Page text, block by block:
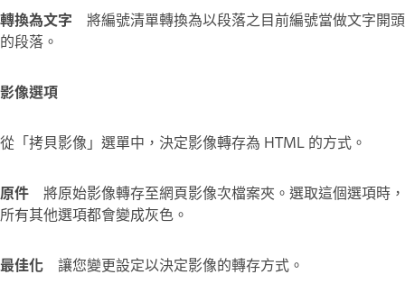
轉換為文字
將編號清單轉換為以段落之目前編號當做文字開頭
的段落。
影像選項
從「拷貝影像」選單中，決定影像轉存為 HTML 的方式。
原件
將原始影像轉存至網頁影像次檔案夾。選取這個選項時，
所有其他選項都會變成灰色。
最佳化 讓您變更設定以決定影像的轉存方式。